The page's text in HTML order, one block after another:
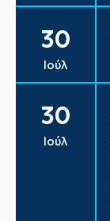
30
Ιούλ
30
Ιούλ